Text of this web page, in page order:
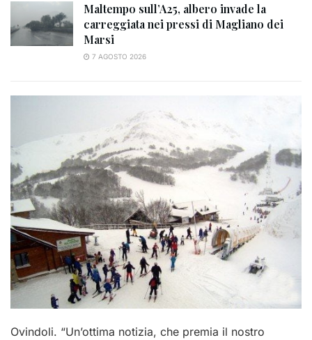
Maltempo sull’A25, albero invade la
carreggiata nei pressi di Magliano dei
Marsi
7 AGOSTO 2026
Ovindoli. “Un’ottima notizia, che premia il nostro